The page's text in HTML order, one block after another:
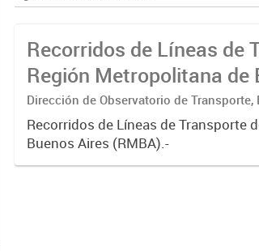
Recorridos de Líneas de
Región Metropolitana de
(RMBA)
Dirección de Observatorio de
Recorridos de Líneas de Transporte
Buenos Aires (RMBA).-